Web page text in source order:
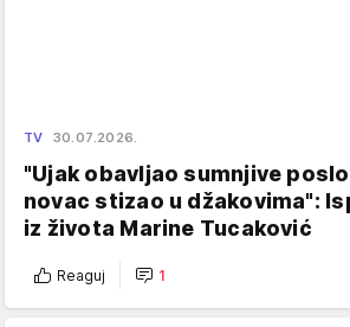
TV 30.07.2026.
"Ujak obavljao sumnjive
novac stizao u džakovima":
iz života Marine Tucaković
Reaguj 1